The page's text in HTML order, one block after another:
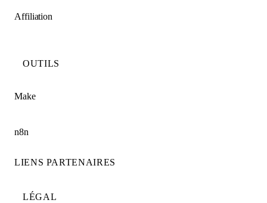
Affiliation
OUTILS
Make
n8n
LIENS PARTENAIRES
LÉGAL